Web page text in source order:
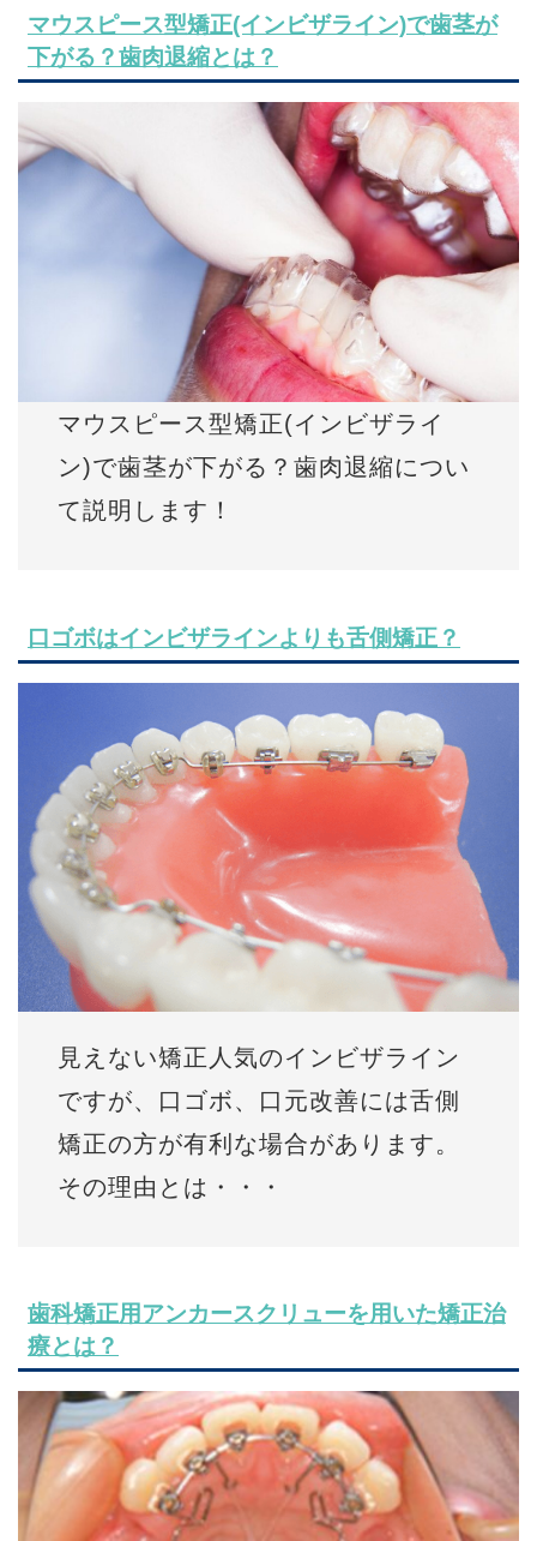
マウスピース型矯正(インビザライン)で歯茎が
下がる？歯肉退縮とは？
マウスピース型矯正(インビザライ
ン)で歯茎が下がる？歯肉退縮につい
て説明します！
口ゴボはインビザラインよりも舌側矯正？
見えない矯正人気のインビザライン
ですが、口ゴボ、口元改善には舌側
矯正の方が有利な場合があります。
その理由とは・・・
歯科矯正用アンカースクリューを用いた矯正治
療とは？